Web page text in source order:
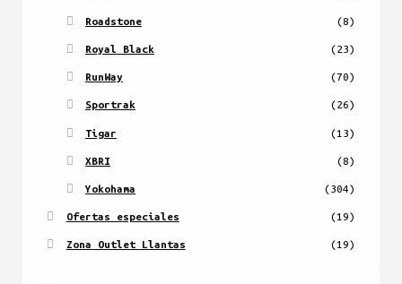
Roadstone (8)
Royal Black (23)
RunWay (70)
Sportrak (26)
Tigar (13)
XBRI (8)
Yokohama (304)
Ofertas especiales (19)
Zona Outlet Llantas (19)